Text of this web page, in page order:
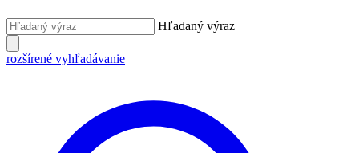
Hľadaný výraz
rozšírené vyhľadávanie